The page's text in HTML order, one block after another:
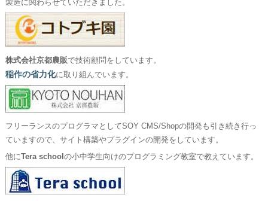
製造に関わらせていただきました。
株式会社京都農販で技術顧問をしています。
稲作の省力化に取り組んでいます。
フリーランスのプログラマとしてSOY CMS/Shopの開発も引き続き行っ
ていますので、サイト構築やプラグインの開発をしています。
他にTera school の小中学生向けのプログラミング教室で教えています。